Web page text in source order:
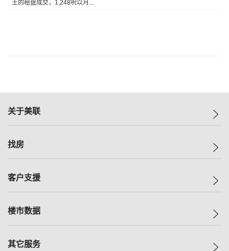
王的租盘成交，1,248呎以月...
关于美联
美联集团
人才招募
找房
一手新房
减价
美联豪宅
客户支援
自助放盘
楼市数据
指数
其它服务